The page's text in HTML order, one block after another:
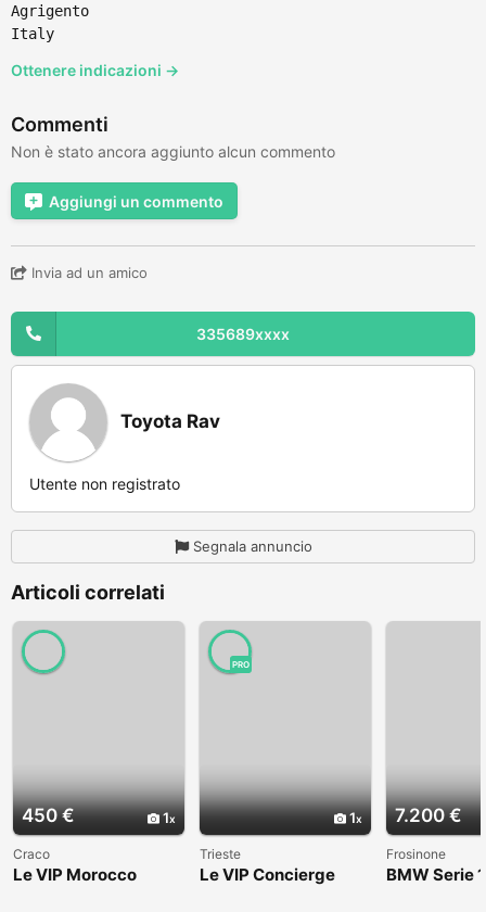
Agrigento
Italy
Ottenere indicazioni →
Commenti
Non è stato ancora aggiunto alcun commento
Aggiungi un commento
Invia ad un amico
335689xxxx
Toyota Rav
Utente non registrato
Segnala annuncio
Articoli correlati
450 € 1
Craco
Le VIP Morocco
1
PRO
Trieste
Le VIP Concierge
7.200 €
Frosinone
BMW Serie